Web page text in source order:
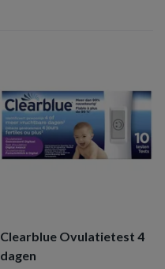
Clearblue Ovulatietest 4
dagen